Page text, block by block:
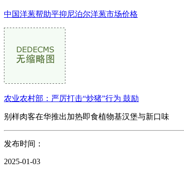
中国洋葱帮助平抑尼泊尔洋葱市场价格
农业农村部：严厉打击“炒猪”行为 鼓励
别样肉客在华推出加热即食植物基汉堡与新口味
发布时间：
2025-01-03